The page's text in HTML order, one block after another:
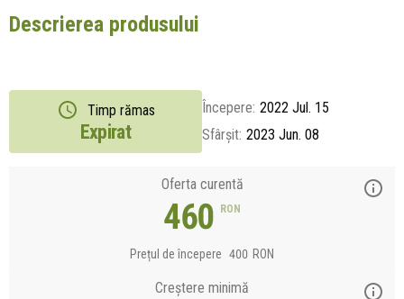
Descrierea produsului
Timp rămas
Expirat
Începere: 2022 Jul. 15
Sfârșit: 2023 Jun. 08
Oferta curentă
460 RON
Prețul de începere 400 RON
Creștere minimă